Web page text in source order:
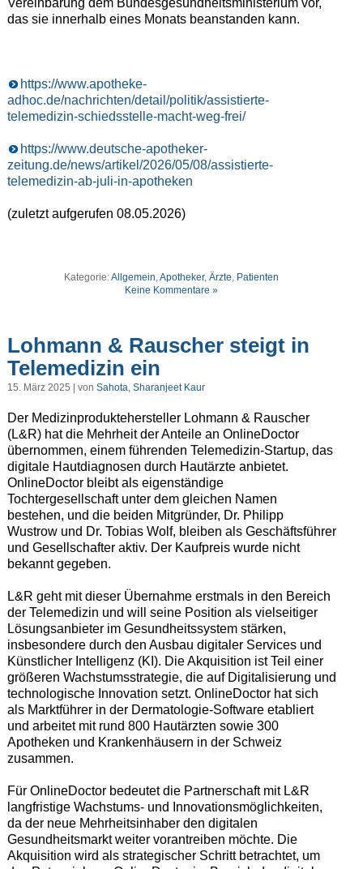
Vereinbarung dem Bundesgesundheitsministerium vor,
das sie innerhalb eines Monats beanstanden kann.
https://www.apotheke-
adhoc.de/nachrichten/detail/politik/assistierte-
telemedizin-schiedsstelle-macht-weg-frei/
https://www.deutsche-apotheker-
zeitung.de/news/artikel/2026/05/08/assistierte-
telemedizin-ab-juli-in-apotheken
(zuletzt aufgerufen 08.05.2026)
Kategorie:Allgemein,Apotheker,Ärzte, Patienten
Keine Kommentare »
Lohmann & Rauscher steigt in
Telemedizin ein
15. März 2025 | von Sahota, Sharanjeet Kaur
Der Medizinproduktehersteller Lohmann & Rauscher
(L&R) hat die Mehrheit der Anteile an OnlineDoctor
übernommen, einem führenden Telemedizin-Startup, das
digitale Hautdiagnosen durch Hautärzte anbietet.
OnlineDoctor bleibt als eigenständige
Tochtergesellschaft unter dem gleichen Namen
bestehen, und die beiden Mitgründer, Dr. Philipp
Wustrow und Dr. Tobias Wolf, bleiben als Geschäftsführer
und Gesellschafter aktiv. Der Kaufpreis wurde nicht
bekannt gegeben.
L&R geht mit dieser Übernahme erstmals in den Bereich
der Telemedizin und will seine Position als vielseitiger
Lösungsanbieter im Gesundheitssystem stärken,
insbesondere durch den Ausbau digitaler Services und
Künstlicher Intelligenz (KI). Die Akquisition ist Teil einer
größeren Wachstumsstrategie, die auf Digitalisierung und
technologische Innovation setzt. OnlineDoctor hat sich
als Marktführer in der Dermatologie-Software etabliert
und arbeitet mit rund 800 Hautärzten sowie 300
Apotheken und Krankenhäusern in der Schweiz
zusammen.
Für OnlineDoctor bedeutet die Partnerschaft mit L&R
langfristige Wachstums- und Innovationsmöglichkeiten,
da der neue Mehrheitsinhaber den digitalen
Gesundheitsmarkt weiter vorantreiben möchte. Die
Akquisition wird als strategischer Schritt betrachtet, um